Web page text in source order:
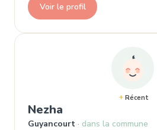
Voir le profil
Récent
Nezha
Guyancourt dans la commune